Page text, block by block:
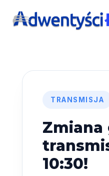
TRANSMISJA
Zmiana
10:30!